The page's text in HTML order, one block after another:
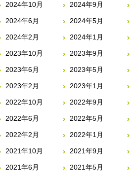
2024年10月 2024年9月
2024年6月 2024年5月
2024年2月 2024年1月
2023年10月 2023年9月
2023年6月 2023年5月
2023年2月 2023年1月
2022年10月 2022年9月
2022年6月 2022年5月
2022年2月 2022年1月
2021年10月 2021年9月
2021年6月 2021年5月